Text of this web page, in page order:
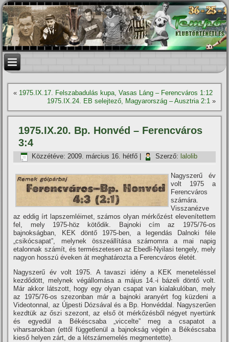
« 1975.IX.17. Felszabadulás kupa, Vasas Láng – Ferencváros 1:12
1975.IX.24. EB selejtező, Magyarország – Ausztria 2:1»
1975.IX.20. Bp. Honvéd – Ferencváros
3:4
Közzétéve: 2009. március 16. hétfő Szerző: lalolib
Nagyszerű év
volt 1975 a
Ferencváros
számára.
Visszanézve
az eddig í­rt lapszemléimet, számos olyan mérkőzést elevení­tettem
fel, mely 1975-höz kötődik. Bajnoki cí­m az 1975/76-os
bajnokságban, KEK döntő 1975-ben, a legendás Dalnoki féle
„csikócsapat”, melynek összeállí­tása számomra a mai napig
etalonnak számí­t, és természetesen az Ebedli-Nyilasi tengely, mely
nagyon hosszú éveken át meghatározta a Ferencváros életét.
Nagyszerű év volt 1975. A tavaszi idény a KEK meneteléssel
kezdődött, melynek végállomása a május 14.-i bázeli döntő volt.
Már akkor látszott, hogy egy olyan csapat van kialakulóban, mely
az 1975/76-os szezonban már a bajnoki aranyért fog küzdeni a
Videotonnal, az Újpesti Dózsával és a Bp. Honvéddal. Nagyszerűen
kezdtük az őszi szezont, az első öt mérkőzésből négyet nyertünk
és egyedül a Békéscsaba „viccelte” meg a csapatot a
viharsarokban (ettől függetlenül a bajnokság végén a Békéscsaba
kieső helyen zárt, de a létszámemelés megmentette).